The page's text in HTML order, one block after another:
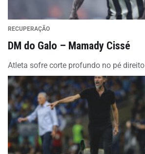
RECUPERAÇÃO
DM do Galo – Mamady Cissé
Atleta sofre corte profundo no pé direito